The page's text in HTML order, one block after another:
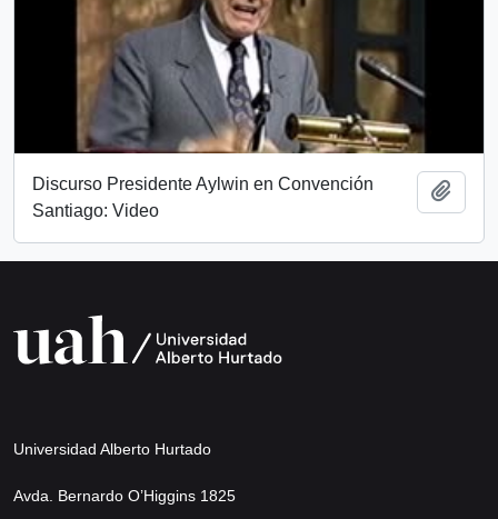
Discurso Presidente Aylwin en Convención
Santiago: Video
Universidad Alberto Hurtado
Avda. Bernardo O’Higgins 1825